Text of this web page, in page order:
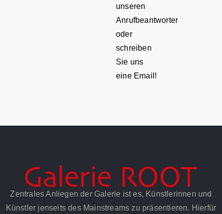
unseren
Anrufbeantworter
oder
schreiben
Sie uns
eine Email!
Zentrales Anliegen der Galerie ist es, Künstlerinnen und
Künstler jenseits des Mainstreams zu präsentieren. Hierfür